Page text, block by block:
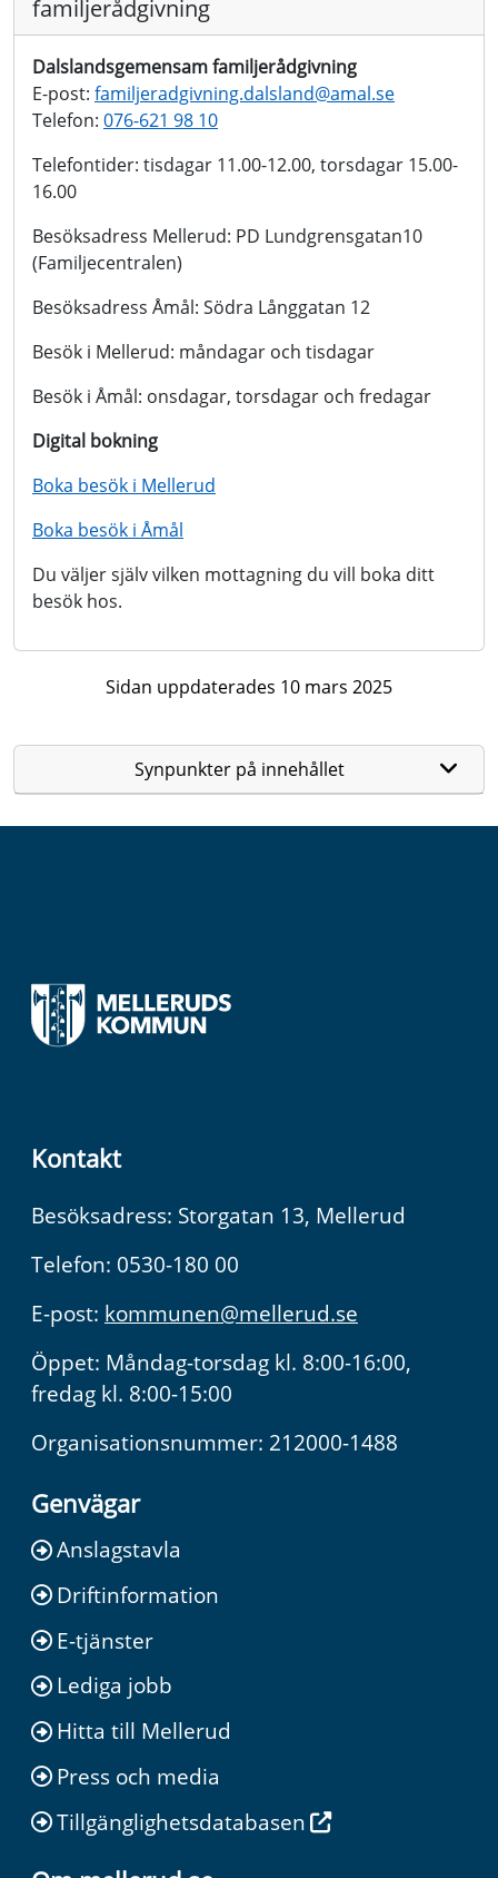
familjerådgivning
Dalslandsgemensam familjerådgivning
E-post: familjeradgivning.dalsland@amal.se
Telefon: 076-621 98 10
Telefontider: tisdagar 11.00-12.00, torsdagar 15.00-
16.00
Besöksadress Mellerud: PD Lundgrensgatan10
(Familjecentralen)
Besöksadress Åmål: Södra Långgatan 12
Besök i Mellerud: måndagar och tisdagar
Besök i Åmål: onsdagar, torsdagar och fredagar
Digital bokning
Boka besök i Mellerud
Boka besök i Åmål
Du väljer själv vilken mottagning du vill boka ditt
besök hos.
Sidan uppdaterades 10 mars 2025
Synpunkter på innehållet
Kontakt
Besöksadress: Storgatan 13, Mellerud
Telefon: 0530-180 00
E-post: kommunen@mellerud.se
Öppet: Måndag-torsdag kl. 8:00-16:00,
fredag kl. 8:00-15:00
Organisationsnummer: 212000-1488
Genvägar
Anslagstavla
Driftinformation
E-tjänster
Lediga jobb
Hitta till Mellerud
Press och media
Tillgänglighetsdatabasen